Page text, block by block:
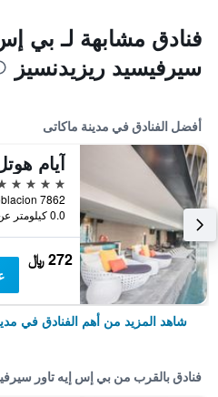
فنادق مشابهة لـ بي إس
سيرفيسيد ريزيدنسيز
أفضل الفنادق في مدينة ماكاتى
آيام
5 نجوم
0.0 كيلومتر عن وسط المدينة
272 ﷼
شاهد المزيد من أهم الفنادق في
فنادق بالقرب من بي إس إيه تاور